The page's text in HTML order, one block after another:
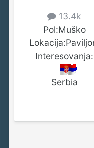
13.4k
Pol:Muško
Lokacija:
Interesovanja:
Serbia